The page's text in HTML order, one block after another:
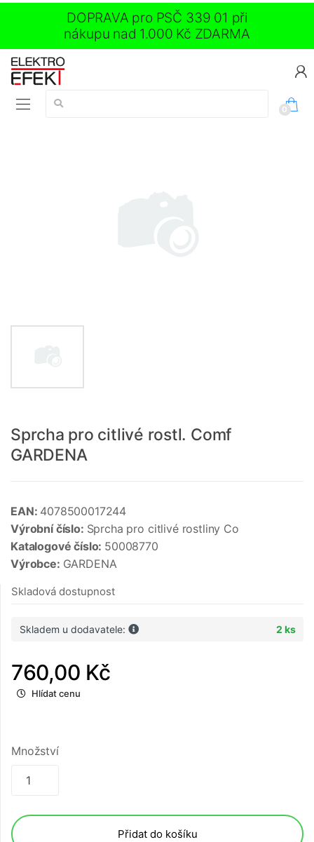
DOPRAVA pro PSČ 339 01 při
nákupu nad 1.000 Kč ZDARMA
Vyhledávání:
0
Sprcha pro citlivé rostl. Comf
GARDENA
EAN: 4078500017244
Výrobní číslo: Sprcha pro citlivé rostliny Co
Katalogové číslo: 50008770
Výrobce: GARDENA
Skladová dostupnost
Skladem u dodavatele: 2 ks
760,00 Kč
Hlídat cenu
Množství
Přidat do košíku